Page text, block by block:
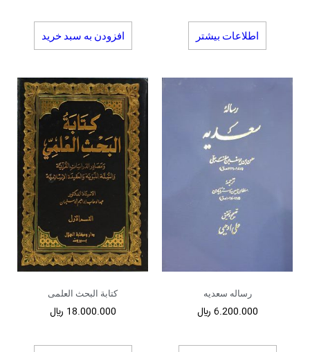
اطلاعات بیشتر افزودن به سبد خرید
رساله سعدیه
6.200.000 ﷼
کتابة البحث العلمی
18.000.000 ﷼